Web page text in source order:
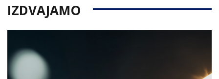
IZDVAJAMO